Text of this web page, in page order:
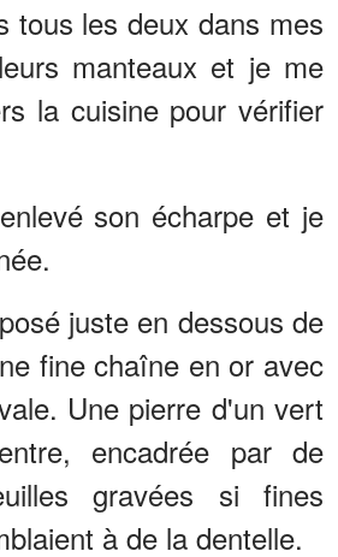
tous les deux dans mes
manteaux et je me
la cuisine pour vérifier
son écharpe et je
juste en dessous de
fine chaîne en or avec
Une pierre d'un vert
encadrée par de
gravées si fines
à de la dentelle.